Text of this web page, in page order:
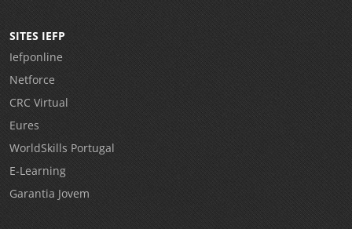
SITES IEFP
Iefponline
Netforce
CRC Virtual
Eures
WorldSkills Portugal
E-Learning
Garantia Jovem